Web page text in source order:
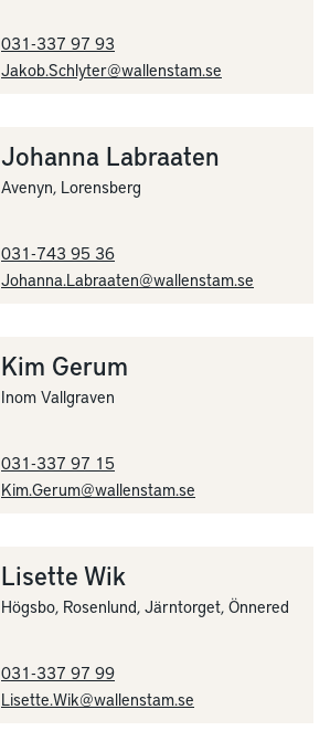
031-337 97 93
Jakob.Schlyter@wallenstam.se
Johanna Labraaten
Avenyn, Lorensberg
031-743 95 36
Johanna.Labraaten@wallenstam.se
Kim Gerum
Inom Vallgraven
031-337 97 15
Kim.Gerum@wallenstam.se
Lisette Wik
Högsbo, Rosenlund, Järntorget, Önnered
031-337 97 99
Lisette.Wik@wallenstam.se